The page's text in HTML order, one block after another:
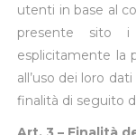
utenti in base al
presente sito
esplicitamente la
all’uso dei loro
finalità di seguito